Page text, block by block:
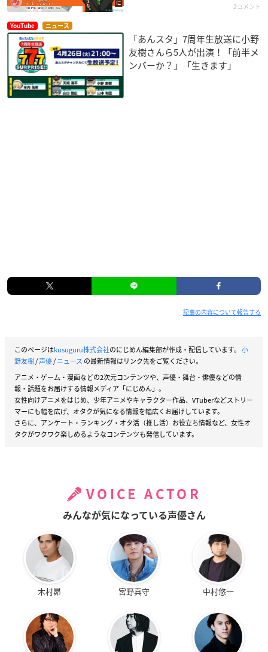
2コメント
YouTube ニュース
「あんスタ」7周年生放送に小野
友樹さんら5人が出演！「前半メ
ンバーか？」「生きます」
記事の内容について報告する
このページはkusuguru株式会社のにじめん編集部が作成・配信しています。 小
野友樹/声優/ニュース の最新情報はリンク先をご覧ください。
アニメ・ゲーム・漫画などの2次元コンテンツや、声優・舞台・俳優などの情
報・話題をお届けする情報メディア「にじめん」。
女性向けアニメをはじめ、少年アニメやキャラクター作品、VTuberなどストリー
マーにも幅を広げ、オタクが気になる情報を幅広くお届けしています。
さらに、アンケート・ランキング・オタ活（推し活）お役立ち情報など、女性オ
タクがワクワク楽しめるようなコンテンツも発信しています。
VOICE ACTOR
みんなが気になっている声優さん
木村昴 宮野真守 中村悠一